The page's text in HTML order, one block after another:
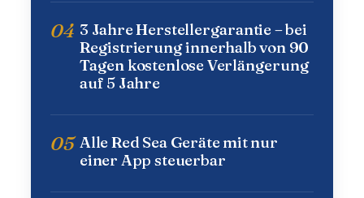
04 3 Jahre Herstellergarantie – bei
Registrierung innerhalb von 90
Tagen kostenlose Verlängerung
auf 5 Jahre
05 Alle Red Sea Geräte mit nur
einer App steuerbar